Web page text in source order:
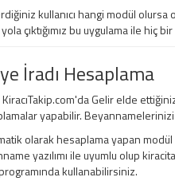
kullanıcı hangi modül
çıktığımız bu uygulama ile hiç bir
İradı Hesaplama
Gelir elde
yapabilir.
olarak hesaplama yapan modül
yazılımı ile uyumlu olup
kullanabilirsiniz.